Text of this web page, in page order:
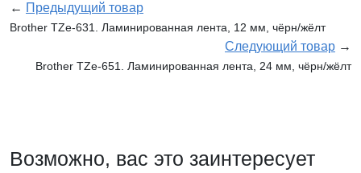
← Предыдущий товар
Brother TZe-631. Ламинированная лента, 12 мм, чёрн/жёлт
Следующий товар →
Brother TZe-651. Ламинированная лента, 24 мм, чёрн/жёлт
Возможно, вас это заинтересует